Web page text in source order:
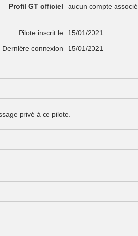
Profil GT officiel
aucun compte associé
Pilote inscrit le
15/01/2021
Dernière connexion
15/01/2021
privé à ce pilote.